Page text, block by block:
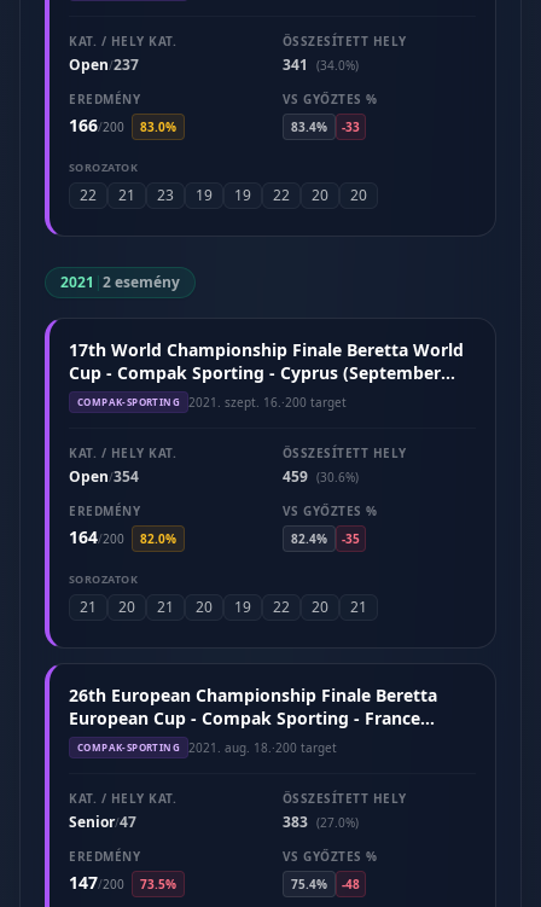
KAT. / HELY KAT.
Open/237
ÖSSZESÍTETT HELY
341
(34.0%)
EREDMÉNY
166/200 83.0%
VS GYŐZTES %
83.4%
-33
SOROZATOK
22 21 23 19 19 22 20 20
2021 |2 esemény
17th World Championship Finale Beretta World
Cup - Compak Sporting - Cyprus (September
2021)
COMPAK-SPORTING 2021. szept. 16. ·200 target
KAT. / HELY KAT.
Open/354
ÖSSZESÍTETT HELY
459 (30.6%)
EREDMÉNY
164/200 82.0%
VS GYŐZTES %
82.4%
-35
SOROZATOK
21 20 21 20 19 22 20 21
26th European Championship Finale Beretta
European Cup - Compak Sporting - France
(August 2021)
COMPAK-SPORTING 2021. aug. 18. ·200 target
KAT. / HELY KAT.
Senior/47
ÖSSZESÍTETT HELY
383 (27.0%)
EREDMÉNY
147/200 73.5%
VS GYŐZTES %
75.4%
-48